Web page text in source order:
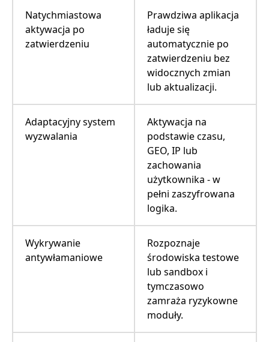
Natychmiastowa
aktywacja po
zatwierdzeniu
Prawdziwa aplikacja
ładuje się
automatycznie po
zatwierdzeniu bez
widocznych zmian
lub aktualizacji.
Adaptacyjny system
wyzwalania
Aktywacja na
podstawie czasu,
GEO, IP lub
zachowania
użytkownika - w
pełni zaszyfrowana
logika.
Wykrywanie
antywłamaniowe
Rozpoznaje
środowiska testowe
lub sandbox i
tymczasowo
zamraża ryzykowne
moduły.